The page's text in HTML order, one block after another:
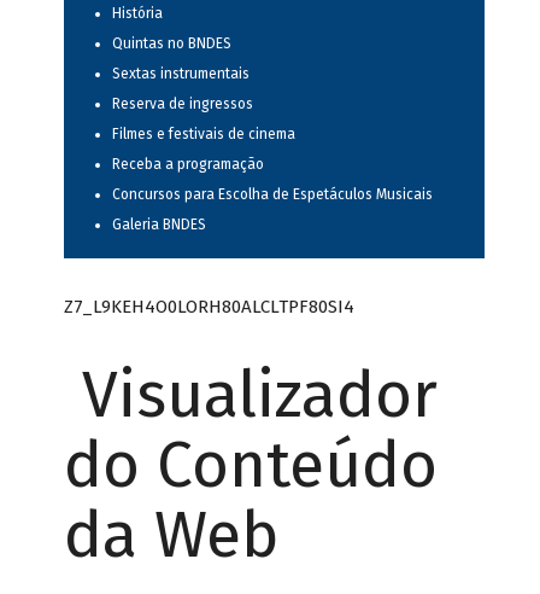
História
Quintas no BNDES
Sextas instrumentais
Reserva de ingressos
Filmes e festivais de cinema
Receba a programação
Concursos para Escolha de Espetáculos Musicais
Galeria BNDES
Z7_L9KEH4O0LORH80ALCLTPF80SI4
Visualizador
do Conteúdo
da Web